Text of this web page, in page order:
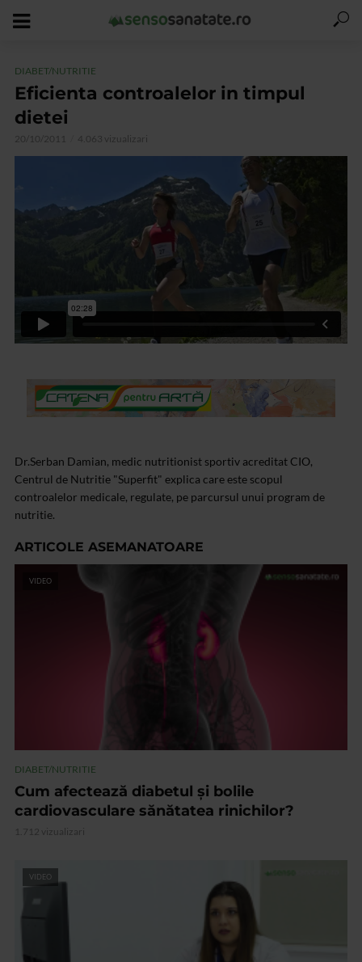
DIABET/NUTRITIE
Eficienta controalelor in timpul
dietei
20/10/2011 4.063 vizualizari
Dr.Serban Damian, medic nutritionist sportiv acreditat CIO,
Centrul de Nutritie "Superfit" explica care este scopul
controalelor medicale, regulate, pe parcursul unui program de
nutritie.
ARTICOLE ASEMANATOARE
VIDEO
DIABET/NUTRITIE
Cum afectează diabetul și bolile
cardiovasculare sănătatea rinichilor?
1.712 vizualizari
VIDEO